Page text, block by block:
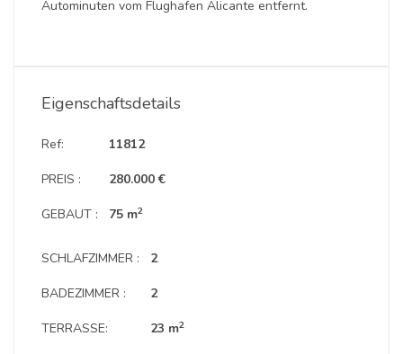
Autominuten vom Flughafen Alicante entfernt.
Eigenschaftsdetails
Ref:
PREIS :
GEBAUT :
11812
280.000 €
75 m2
SCHLAFZIMMER :
BADEZIMMER :
TERRASSE:
2
2
23 m2